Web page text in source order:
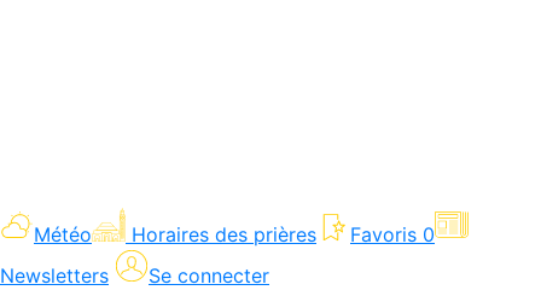
Météo Horaires des prières Favoris 0
Newsletters
Se connecter